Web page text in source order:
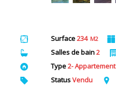
Surface234 M2
Salles de bain2
Type2- Appartement
StatusVendu